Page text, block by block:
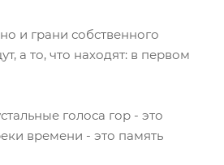
и грани собственного
а то, что находят: в первом
голоса гор - это
времени - это память